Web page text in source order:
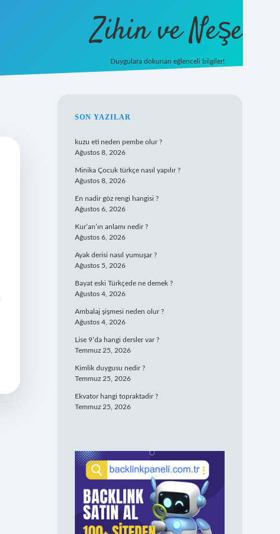
Zihin ve Neşe
Duygulara dokunan eğlenceli bilgiler!
SIDEBAR
SON YAZILAR
kuzu eti neden pembe olur ?
Ağustos 8, 2026
Minika Çocuk türkçe nasıl yapılır ?
Ağustos 8, 2026
En nadir göz rengi hangisi ?
Ağustos 6, 2026
Kur’an’ın anlamı nedir ?
Ağustos 6, 2026
Ayak derisi nasıl yumuşar ?
Ağustos 5, 2026
Bayat eski Türkçede ne demek ?
Ağustos 4, 2026
Ambalaj şişmesi neden olur ?
Ağustos 4, 2026
Lise 9’da hangi dersler var ?
Temmuz 25, 2026
Kimlik duygusu nedir ?
Temmuz 25, 2026
Ekvator hangi topraktadir ?
Temmuz 25, 2026